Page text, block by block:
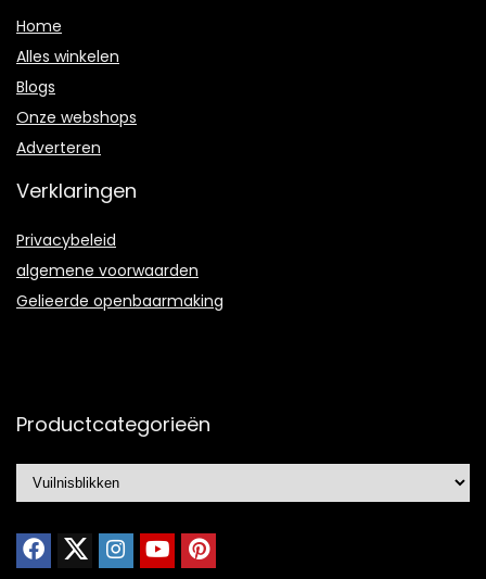
Home
Alles winkelen
Blogs
Onze webshops
Adverteren
Verklaringen
Privacybeleid
algemene voorwaarden
Gelieerde openbaarmaking
Productcategorieën